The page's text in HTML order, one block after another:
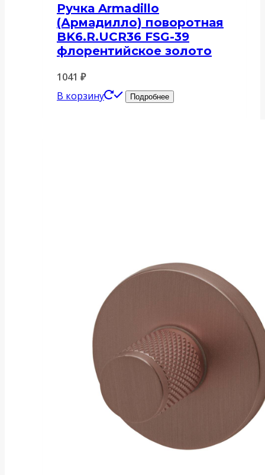
Ручка Armadillo
(Армадилло) поворотная
BK6.R.UCR36 FSG-39
флорентийское золото
1041 ₽
В корзину
Подробнее